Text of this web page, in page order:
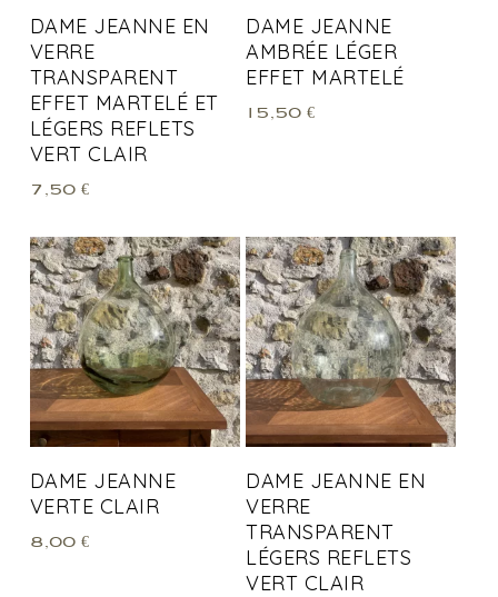
DAME JEANNE EN
VERRE
TRANSPARENT
EFFET MARTELÉ ET
LÉGERS REFLETS
VERT CLAIR
7,50 €
DAME JEANNE
AMBRÉE LÉGER
EFFET MARTELÉ
15,50€
DAME JEANNE
VERTE CLAIR
8,00 €
DAME JEANNE EN
VERRE
TRANSPARENT
LÉGERS REFLETS
VERT CLAIR